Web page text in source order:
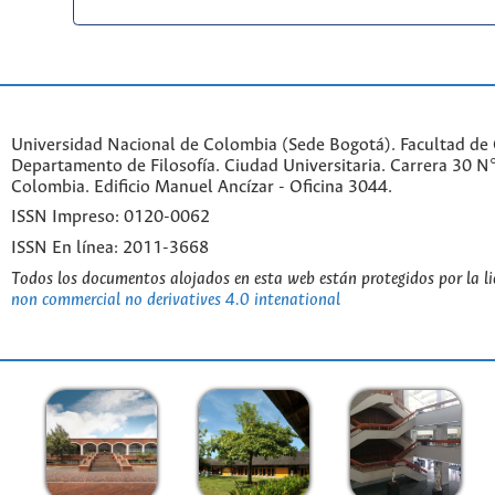
Universidad Nacional de Colombia (Sede Bogotá). Facultad de
Departamento de Filosofía. Ciudad Universitaria. Carrera 30
Colombia. Edificio Manuel Ancízar - Oficina 3044.
ISSN Impreso: 0120-0062
ISSN En línea: 2011-3668
Todos los documentos alojados en esta web están protegidos por la
non commercial no derivatives 4.0 intenational